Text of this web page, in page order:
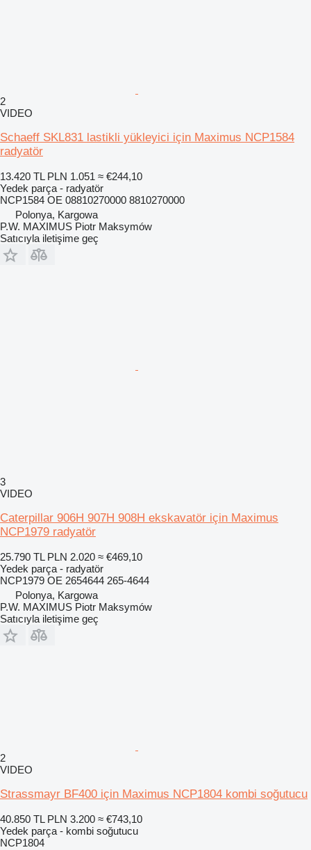
2
VIDEO
Schaeff SKL831 lastikli yükleyici için Maximus NCP1584
radyatör
13.420 TL PLN 1.051 ≈ €244,10
Yedek parça - radyatör
NCP1584 OE 08810270000 8810270000
Polonya, Kargowa
P.W. MAXIMUS Piotr Maksymów
Satıcıyla iletişime geç
3
VIDEO
Caterpillar 906H 907H 908H ekskavatör için Maximus
NCP1979 radyatör
25.790 TL PLN 2.020 ≈ €469,10
Yedek parça - radyatör
NCP1979 OE 2654644 265-4644
Polonya, Kargowa
P.W. MAXIMUS Piotr Maksymów
Satıcıyla iletişime geç
2
VIDEO
Strassmayr BF400 için Maximus NCP1804 kombi soğutucu
40.850 TL PLN 3.200 ≈ €743,10
Yedek parça - kombi soğutucu
NCP1804